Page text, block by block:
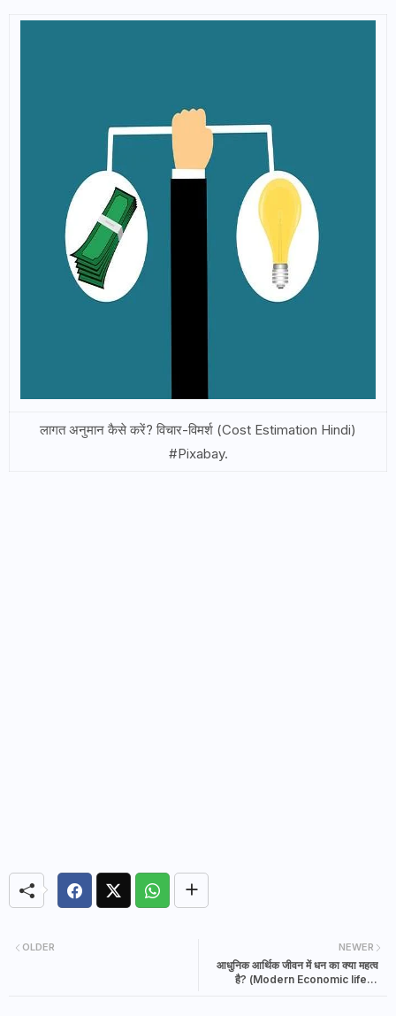
लागत अनुमान कैसे करें? विचार-विमर्श (Cost Estimation Hindi)
#Pixabay.
NEWER
आधुनिक आर्थिक जीवन में धन का क्या महत्व
है? (Modern Economic life in
OLDER